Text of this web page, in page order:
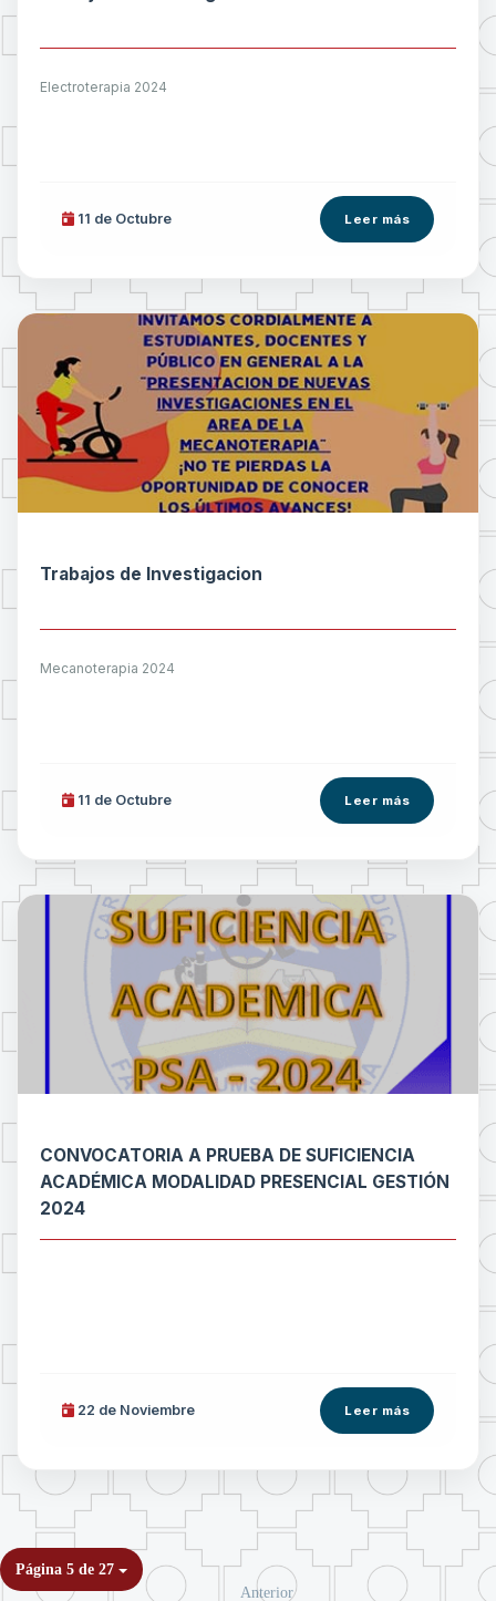
Electroterapia 2024
11 de Octubre Leer más
Trabajos de Investigacion
Mecanoterapia 2024
11 de Octubre Leer más
CONVOCATORIA A PRUEBA DE SUFICIENCIA
ACADÉMICA MODALIDAD PRESENCIAL GESTIÓN
2024
22 de Noviembre Leer más
Página 5 de 27
Anterior